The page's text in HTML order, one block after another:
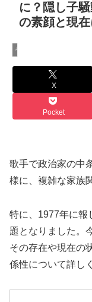
に？隠し子
の素顔と現在
その他
X
Pocket
歌手で政治家の中
様に、複雑な家族
特に、1977年に報
題となりました。
その存在や現在の
係性について詳し